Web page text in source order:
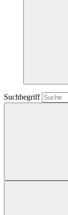
Suchbegriff